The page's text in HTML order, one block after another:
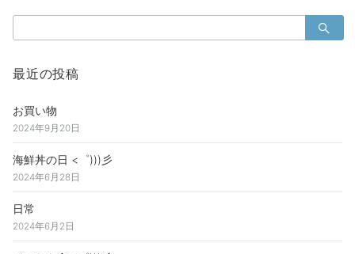
ー
ョ
最近の投稿
お買い物
2024年9月20日
海鮮丼の日 <゜)))彡
2024年6月28日
日常
2024年6月2日